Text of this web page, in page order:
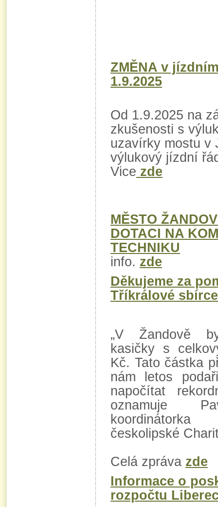
ZMĚNA v
1.9.2025
Od 1.9.2025 na
zkušenosti s
uzavírky mostu v
výlukový jízdní
Vice zde
MĚSTO
DOTACI NA
TECHNIKU
info. zde
Děkujeme za
Tříkrálové
„V Žandově
kasičky s
Kč. Tato částka
nám letos
napočítat
oznamuje
českolipské
Celá zpráva zde
Informace o
rozpočtu